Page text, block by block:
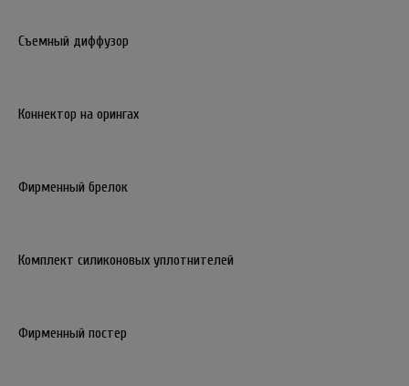
Съемный диффузор
Коннектор на орингах
Фирменный брелок
Комплект силиконовых уплотнителей
Фирменный постер